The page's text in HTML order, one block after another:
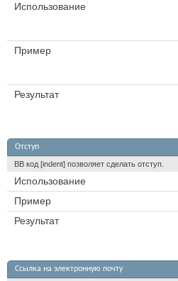
Использование
Пример
Результат
Отступ
BB код [indent] позволяет сделать отступ.
Использование
Пример
Результат
Ссылка на электронную почту